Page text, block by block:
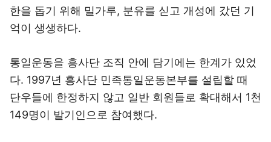
한을 돕기 위해 밀가루, 분유를 싣고 개성에 갔던 기
억이 생생하다.
통일운동을 흥사단 조직 안에 담기에는 한계가 있었
다. 1997년 흥사단 민족통일운동본부를 설립할 때
단우들에 한정하지 않고 일반 회원들로 확대해서 1천
149명이 발기인으로 참여했다.